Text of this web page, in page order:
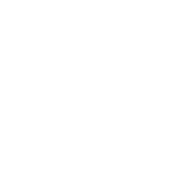
理時間の短縮にもつながります。